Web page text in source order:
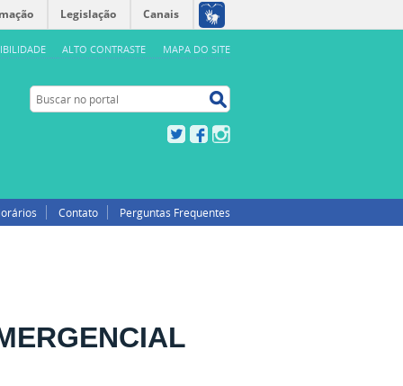
ALTO CONTRASTE MAPA DO SITE
Legislação Canais
Buscar no portal
TwitterFacebook
Contato Perguntas Frequentes